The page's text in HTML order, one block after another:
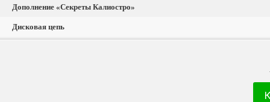
Дополнение «Секреты Калиостро»
Дисковая цепь